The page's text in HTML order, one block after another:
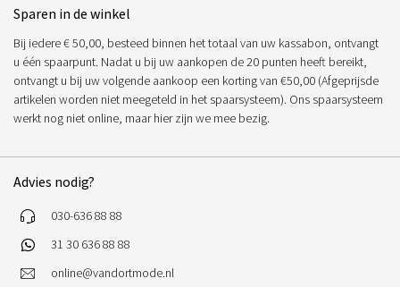
Sparen in de winkel
Bij iedere € 50,00, besteed binnen het totaal van uw kassabon, ontvangt
u één spaarpunt. Nadat u bij uw aankopen de 20 punten heeft bereikt,
ontvangt u bij uw volgende aankoop een korting van €50,00 (Afgeprijsde
artikelen worden niet meegeteld in het spaarsysteem). Ons spaarsysteem
werkt nog niet online, maar hier zijn we mee bezig.
Advies nodig?
030-636 88 88
31 30 636 88 88
online@vandortmode.nl